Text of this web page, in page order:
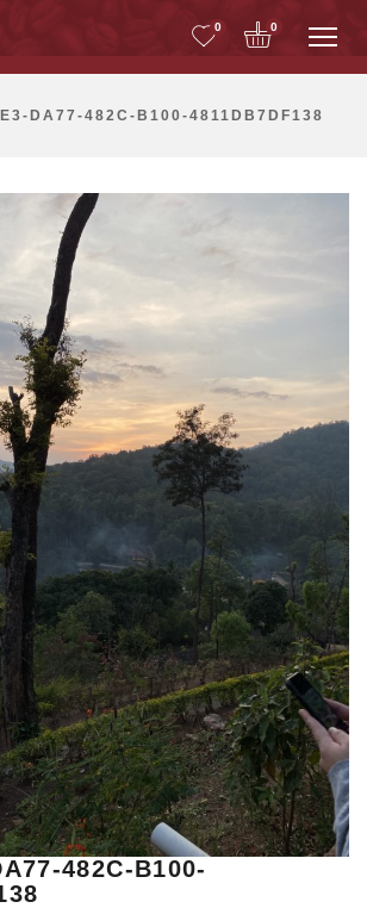
0 0
DA77-482C-B100-4811DB7DF138
482C-B100-